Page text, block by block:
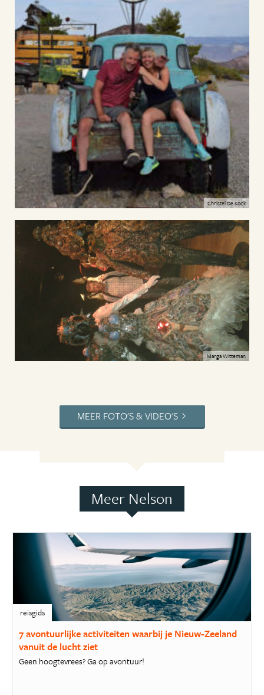
Christel De Kock
Marga Witteman
MEER FOTO'S & VIDEO'S
Meer Nelson
reisgids
7 avontuurlijke activiteiten waarbij je Nieuw-Zeeland
vanuit de lucht ziet
Geen hoogtevrees? Ga op avontuur!